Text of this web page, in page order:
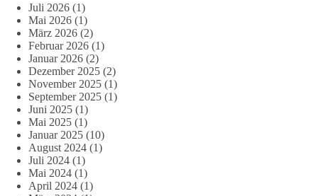
Juli 2026 (1)
Mai 2026 (1)
März 2026 (2)
Februar 2026 (1)
Januar 2026 (2)
Dezember 2025 (2)
November 2025 (1)
September 2025 (1)
Juni 2025 (1)
Mai 2025 (1)
Januar 2025 (10)
August 2024 (1)
Juli 2024 (1)
Mai 2024 (1)
April 2024 (1)